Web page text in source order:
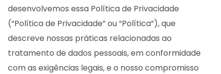
desenvolvemos essa Política de Privacidade
(“Política de Privacidade” ou “Política”), que
descreve nossas práticas relacionadas ao
tratamento de dados pessoais, em conformidade
com as exigências legais, e o nosso compromisso